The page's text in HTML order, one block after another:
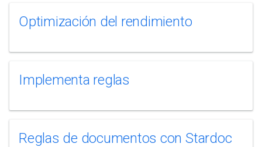
Optimización del rendimiento
Implementa reglas
Reglas de documentos con Stardoc